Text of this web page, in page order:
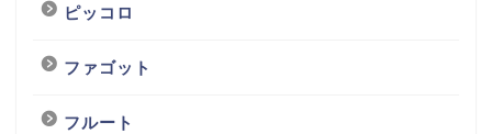
ピッコロ
ファゴット
フルート